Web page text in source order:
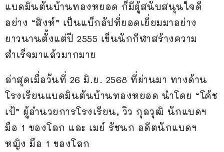
แบดมินตันบ้านทองหยอด ก็มีผู้สนับสนุนใจดี
อย่าง “สิงห์” เป็นแบ็กอัปที่ยอดเยี่ยมมาอย่าง
ยาวนานตั้งแต่ปี 2555 เข็นนักกีฬาสร้างความ
สำเร็จมาแล้วมากมาย
ล่าสุดเมื่อวันที่ 26 มิ.ย. 2568 ที่ผ่านมา ทางด้าน
โรงเรียนแบดมินตันบ้านทองหยอด นำโดย “โค้ช
เป้” ผู้อำนวยการโรงเรียน, วิว กุลวุฒิ นักแบดฯ
มือ 1 ของโลก และ เมย์ รัชนก อดีตนักแบดฯ
หญิง มือ 1 ของโลก